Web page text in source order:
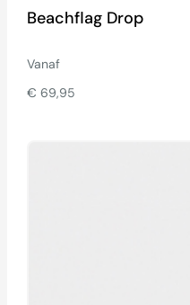
Beachflag Drop
Vanaf
€ 69,95